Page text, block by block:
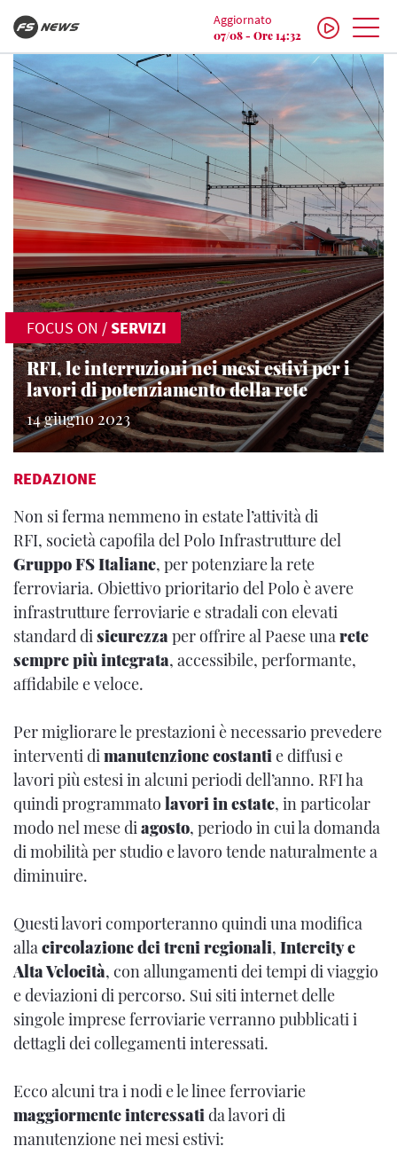
Aggiornato
07/08 - Ore 14:32
FOCUS ON /SERVIZI
RFI, le interruzioni nei mesi estivi per i
lavori di potenziamento della rete
14 giugno 2023
REDAZIONE
Non si ferma nemmeno in estate l’attività di
RFI, società capofila del Polo Infrastrutture del
Gruppo FS Italiane, per potenziare la rete
ferroviaria. Obiettivo prioritario del Polo è avere
infrastrutture ferroviarie e stradali con elevati
standard disicurezzaper offrire al Paese unarete
sempre più integrata, accessibile, performante,
affidabile e veloce.
Per migliorare le prestazioni è necessario prevedere
interventi dimanutenzione costantie diffusi e
lavori più estesi in alcuni periodi dell’anno. RFI ha
quindi programmato lavori in estate, in particolar
modo nel mese diagosto, periodo in cui la domanda
di mobilità per studio e lavoro tende naturalmente a
diminuire.
Questi lavori comporteranno quindi una modifica
allacircolazione dei treni regionali, Intercity e
Alta Velocità, con allungamenti dei tempi di viaggio
e deviazioni di percorso. Sui siti internet delle
singole imprese ferroviarie verranno pubblicati i
dettagli dei collegamenti interessati.
Ecco alcuni tra i nodi e le linee ferroviarie
maggiormente interessatida lavori di
manutenzione nei mesi estivi: